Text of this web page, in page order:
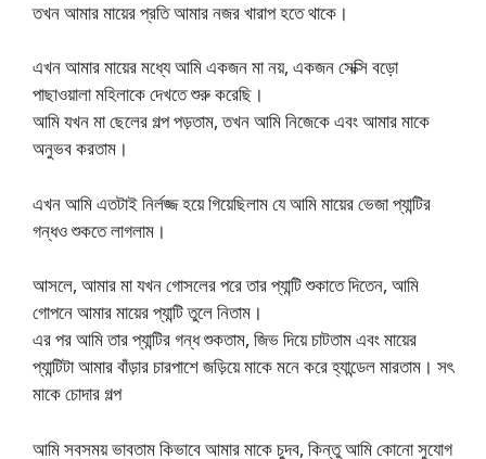
তখন আমার মায়ের প্রতি আমার নজর খারাপ হতে থাকে।
এখন আমার মায়ের মধ্যে আমি একজন মা নয়, একজন সেক্সি বড়ো
পাছাওয়ালা মহিলাকে দেখতে শুরু করেছি।
আমি যখন মা ছেলের গল্প পড়তাম, তখন আমি নিজেকে এবং আমার মাকে
অনুভব করতাম।
এখন আমি এতটাই নির্লজ্জ হয়ে গিয়েছিলাম যে আমি মায়ের ভেজা প্যান্টির
গন্ধও শুকতে লাগলাম।
আসলে, আমার মা যখন গোসলের পরে তার প্যান্টি শুকাতে দিতেন, আমি
গোপনে আমার মায়ের প্যান্টি তুলে নিতাম।
এর পর আমি তার প্যান্টির গন্ধ শুকতাম, জিভ দিয়ে চাটতাম এবং মায়ের
প্যান্টিটা আমার বাঁড়ার চারপাশে জড়িয়ে মাকে মনে করে হ্যান্ডেল মারতাম। সৎ
মাকে চোদার গল্প
আমি সবসময় ভাবতাম কিভাবে আমার মাকে চুদব, কিন্তু আমি কোনো সুযোগ